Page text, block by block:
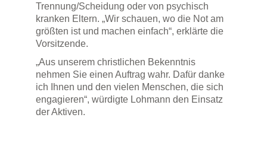
Trennung/Scheidung oder von psychisch
kranken Eltern. „Wir schauen, wo die Not am
größten ist und machen einfach“, erklärte die
Vorsitzende.
„Aus unserem christlichen Bekenntnis
nehmen Sie einen Auftrag wahr. Dafür danke
ich Ihnen und den vielen Menschen, die sich
engagieren“, würdigte Lohmann den Einsatz
der Aktiven.